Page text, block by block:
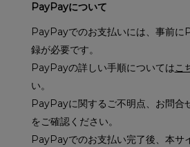
PayPayについて
PayPayでのお支払いには、事前に
録が必要です。
PayPayの詳しい手順についてはこ
い。
PayPayに関するご不明点、お問合
をご確認ください。
PayPayでのお支払い完了後、本サ